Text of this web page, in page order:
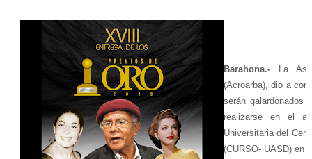
Barahona.-
La
(Acroarba), dio a
serán
realizarse en el
Universitaria del
(CURSO- UASD) en